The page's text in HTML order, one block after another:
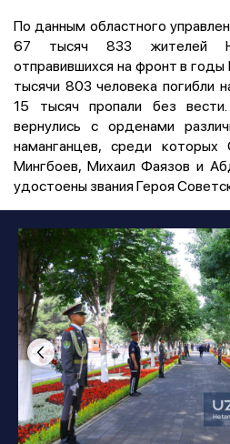
По данным областного
67 тысяч 833 жителей
отправившихся на фронт в
тысячи 803 человека погибли
15 тысяч пропали без
вернулись с орденами
наманганцев, среди
Мингбоев, Михаил Фаязов и
удостоены звания Героя